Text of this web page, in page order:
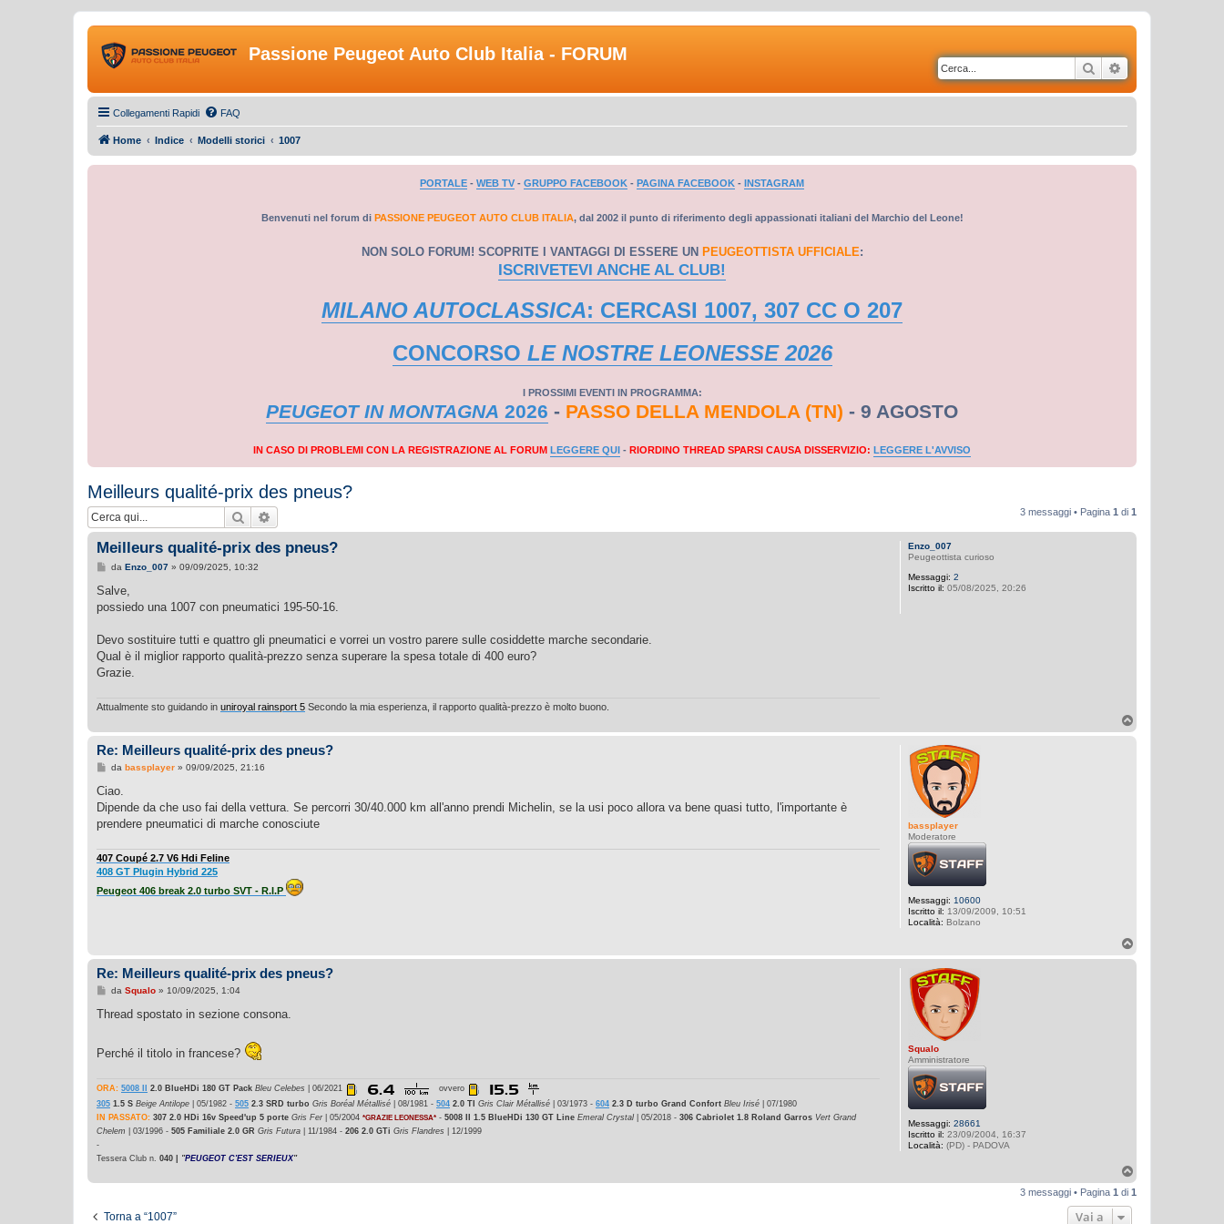
Passione Peugeot Auto Club Italia - FORUM
Cerca
Collegamenti Rapidi FAQ
Home Indice Modelli storici 1007
PORTALE - WEB TV - GRUPPO FACEBOOK - PAGINA FACEBOOK - INSTAGRAM
Benvenuti nel forum di PASSIONE PEUGEOT AUTO CLUB ITALIA, dal 2002 il punto di riferimento degli appassionati italiani del Marchio del Leone!
NON SOLO FORUM! SCOPRITE I VANTAGGI DI ESSERE UN PEUGEOTTISTA UFFICIALE:
ISCRIVETEVI ANCHE AL CLUB!
MILANO AUTOCLASSICA: CERCASI 1007, 307 CC O 207
CONCORSO LE NOSTRE LEONESSE 2026
I PROSSIMI EVENTI IN PROGRAMMA:
PEUGEOT IN MONTAGNA 2026 - PASSO DELLA MENDOLA (TN) - 9 AGOSTO
IN CASO DI PROBLEMI CON LA REGISTRAZIONE AL FORUM LEGGERE QUI - RIORDINO THREAD SPARSI CAUSA DISSERVIZIO: LEGGERE L'AVVISO
Meilleurs qualité-prix des pneus?
Cerca 3 messaggi • Pagina 1 di 1
Enzo_007
Peugeottista curioso
Messaggi: 2
Iscritto il: 05/08/2025, 20:26
Meilleurs qualité-prix des pneus?
M
s
a
i
o
da Enzo_007» 09/09/2025, 10:32
Salve,
possiedo una 1007 con pneumatici 195-50-16.
Devo sostituire tutti e quattro gli pneumatici e vorrei un vostro parere sulle cosiddette marche secondarie.
Qual è il miglior rapporto qualità-prezzo senza superare la spesa totale di 400 euro?
Grazie.
Attualmente sto guidando in uniroyal rainsport 5 Secondo la mia esperienza, il rapporto qualità-prezzo è molto buono.
o
bassplayer
Moderatore
Messaggi: 10600
Iscritto il: 13/09/2009, 10:51
Località: Bolzano
Re: Meilleurs qualité-prix des pneus?
M
s
a
g
o
da bassplayer» 09/09/2025, 21:16
Ciao.
Dipende da che uso fai della vettura. Se percorri 30/40.000 km all'anno prendi Michelin, se la usi poco allora va bene quasi tutto, l'importante è
prendere pneumatici di marche conosciute
407 Coupé 2.7 V6 Hdi Feline
408 GT Plugin Hybrid 225
Peugeot 406 break 2.0 turbo SVT - R.I.P
Squalo
Amministratore
Messaggi: 28661
Iscritto il: 23/09/2004, 16:37
Località: (PD) - PADOVA
Re: Meilleurs qualité-prix des pneus?
M
s
g
da Squalo» 10/09/2025, 1:04
Thread spostato in sezione consona.
Perché il titolo in francese?
ORA: 5008 II 2.0 BlueHDi 180 GT Pack Bleu Celebes | 06/2021
ovvero
305 1.5 S Beige Antilope | 05/1982 - 505 2.3 SRD turbo Gris Boréal Métallisé | 08/1981 - 504 2.0 TI Gris Clair Métallisé | 03/1973 - 604 2.3 D turbo Grand Confort Bleu Irisé | 07/1980
IN PASSATO: 307 2.0 HDi 16v Speed'up 5 porte Gris Fer| 05/2004 *GRAZIE LEONESSA* - 5008 II 1.5 BlueHDi 130 GT Line Emeral Crystal | 05/2018 - 306 Cabriolet 1.8 Roland Garros Vert Grand
Chelem | 03/1996 - 505 Familiale 2.0 GR Gris Futura | 11/1984 - 206 2.0 GTi Gris Flandres | 12/1999
-
Tessera Club n. 040 | "PEUGEOT C'EST SERIEUX"
p
3 messaggi • Pagina 1 di 1
Torna a “1007” Vai a